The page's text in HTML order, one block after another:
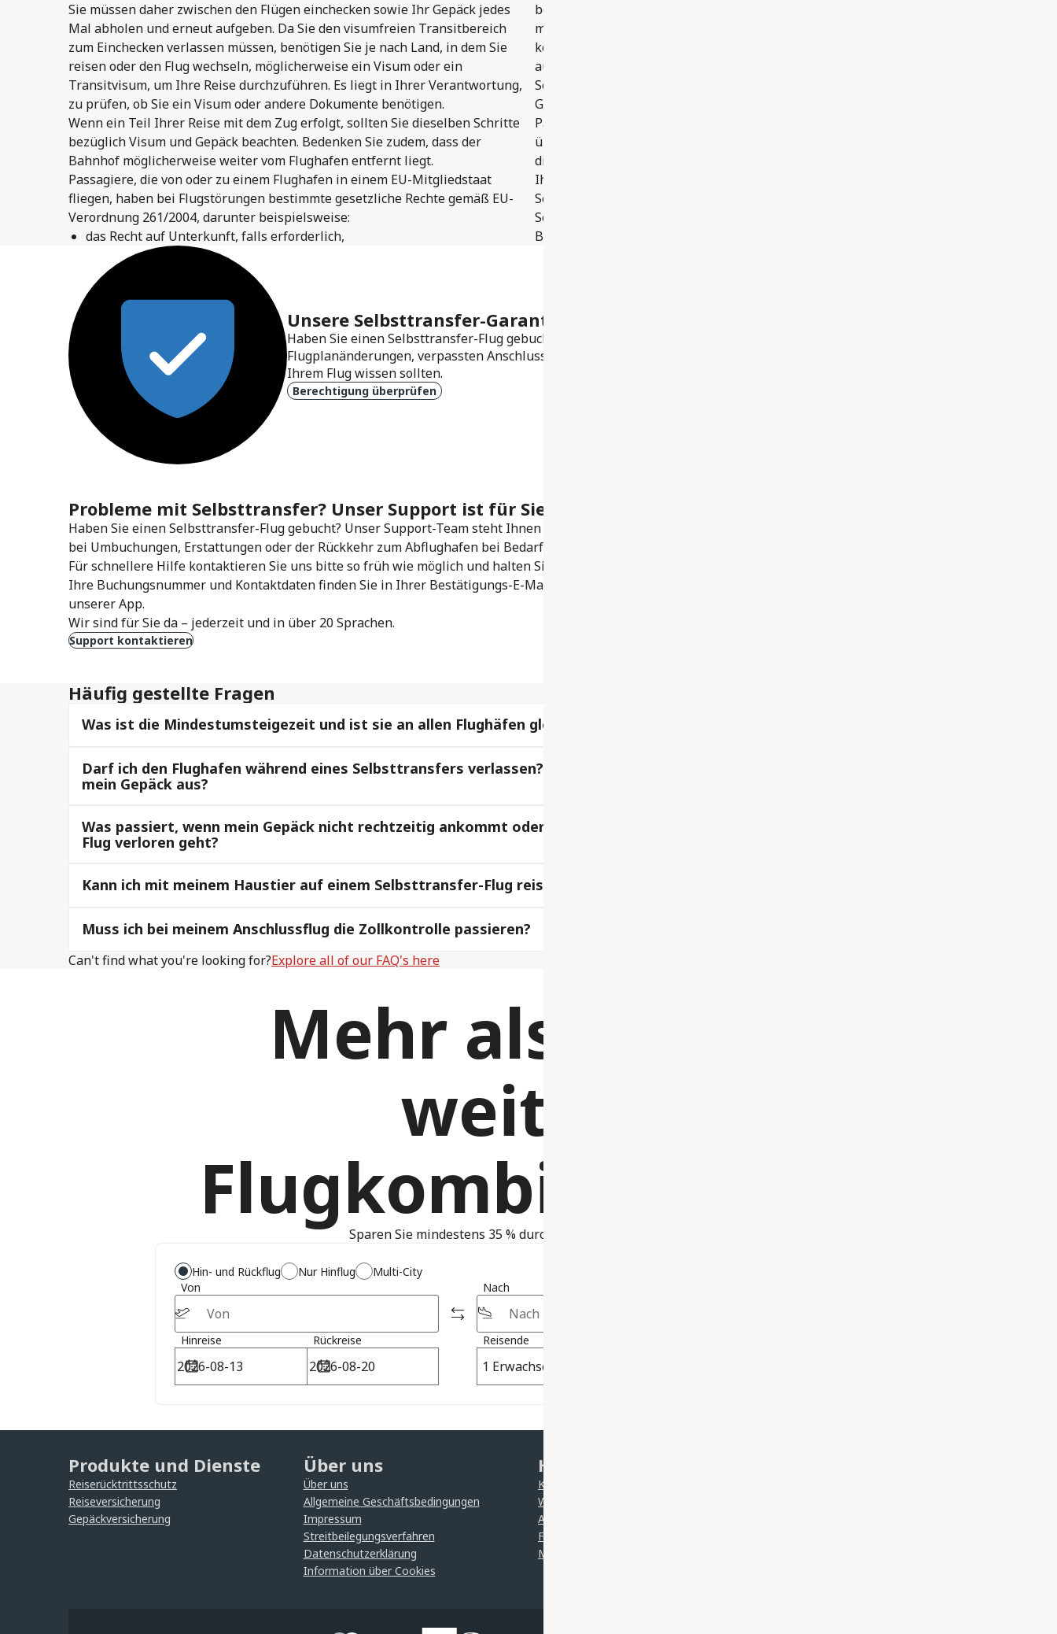
Sie müssen daher zwischen den Flügen einchecken sowie Ihr Gepäck jedes
Mal abholen und erneut aufgeben. Da Sie den visumfreien Transitbereich
zum Einchecken verlassen müssen, benötigen Sie je nach Land, in dem Sie
reisen oder den Flug wechseln, möglicherweise ein Visum oder ein
Transitvisum, um Ihre Reise durchzuführen. Es liegt in Ihrer Verantwortung,
zu prüfen, ob Sie ein Visum oder andere Dokumente benötigen.
Wenn ein Teil Ihrer Reise mit dem Zug erfolgt, sollten Sie dieselben Schritte
bezüglich Visum und Gepäck beachten. Bedenken Sie zudem, dass der
Bahnhof möglicherweise weiter vom Flughafen entfernt liegt.
Passagiere, die von oder zu einem Flughafen in einem EU-Mitgliedstaat
fliegen, haben bei Flugstörungen bestimmte gesetzliche Rechte gemäß EU-
Verordnung 261/2004, darunter beispielsweise:
das Recht auf Unterkunft, falls erforderlich,
bedeutet, dass Sie bei Reiseunterbrechungen Ihre gesetzlichen Rechte
möglicherweise nur für einen Teil der Selbsttransfer-Reise geltend machen
können. Dies kann Einfluss darauf haben, wie hoch Ihre Entschädigung
ausfällt. Aber keine Sorge: Bei berechtigten Störungen sind Sie durch unsere
Selbsttransfer-Garantie abgesichert. Im Rahmen der Selbsttransfer-
Garantie können die Kosten für die Flugbuchung bis zu 500 EUR pro
Passagier oder bis zum ursprünglichen Ticketpreis pro Passagier
übernommen werden – je nachdem, welcher Betrag höher ist. Wir können
die kostengünstigste Option für Sie organisieren, sofern die Ankunft an
Ihrem ursprünglichen Zielort innerhalb von 24 Stunden erfolgt.
Selbsttransfer bedeutet nicht, dass alle Abschnitte Ihrer Reise
Selbsttransfers sein müssen. Die relevanten Optionen werden im
Buchungsprozess eindeutig gekennzeichnet.
Unsere Selbsttransfer-Garantie
Haben Sie einen Selbsttransfer-Flug gebucht? Erfahren Sie, wie unsere Selbsttransfer-Garantie Sie bei Verspätungen,
Flugplanänderungen, verpassten Anschlussflügen und mehr absichert. Prüfen Sie, was enthalten ist und was Sie vor
Ihrem Flug wissen sollten.
Berechtigung überprüfen
Probleme mit Selbsttransfer? Unser Support ist für Sie da
Haben Sie einen Selbsttransfer-Flug gebucht? Unser Support-Team steht Ihnen rund um die Uhr zur Verfügung, um
bei Umbuchungen, Erstattungen oder der Rückkehr zum Abflughafen bei Bedarf zu helfen.
Für schnellere Hilfe kontaktieren Sie uns bitte so früh wie möglich und halten Sie Ihre Buchungsnummer bereit.
Ihre Buchungsnummer und Kontaktdaten finden Sie in Ihrer Bestätigungs-E-Mail, unter „Meine Buchungen“ oder in
unserer App.
Wir sind für Sie da – jederzeit und in über 20 Sprachen.
Support kontaktieren
Häufig gestellte Fragen
Was ist die Mindestumsteigezeit und ist sie an allen Flughäfen gleich?
Darf ich den Flughafen während eines Selbsttransfers verlassen? Wie wirkt sich dies auf
mein Gepäck aus?
Was passiert, wenn mein Gepäck nicht rechtzeitig ankommt oder vor meinem nächsten
Flug verloren geht?
Kann ich mit meinem Haustier auf einem Selbsttransfer-Flug reisen?
Muss ich bei meinem Anschlussflug die Zollkontrolle passieren?
Can't find what you're looking for?Explore all of our FAQ's here
Mehr als 10.000
weitere
Flugkombinationen
Sparen Sie mindestens 35 % durch Reisen mit Selbsttransfer
Hin- und Rückflug Nur Hinflug
Multi-City
Von
Nach
Hinreise Rückreise Reisende
1 Erwachsener
Produkte und Dienste
Reiserücktrittsschutz
Reiseversicherung
Gepäckversicherung
Über uns
Über uns
Allgemeine Geschäftsbedingungen
Impressum
Streitbeilegungsverfahren
Datenschutzerklärung
Information über Cookies
Hilfe
Kontakt
Wenden Sie sich an uns
Allgemeine Geschäftsbedingungen der
Fluggesellschaft
Meine Buchungen